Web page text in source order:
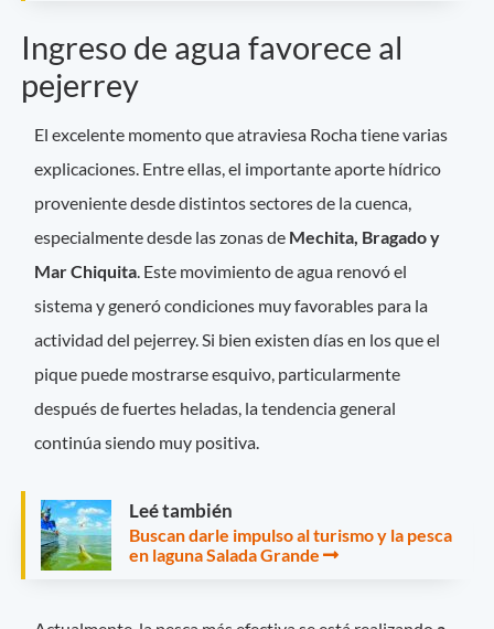
Ingreso de agua favorece al
pejerrey
El excelente momento que atraviesa Rocha tiene varias
explicaciones. Entre ellas, el importante aporte hídrico
proveniente desde distintos sectores de la cuenca,
especialmente desde las zonas de Mechita, Bragado y
Mar Chiquita. Este movimiento de agua renovó el
sistema y generó condiciones muy favorables para la
actividad del pejerrey. Si bien existen días en los que el
pique puede mostrarse esquivo, particularmente
después de fuertes heladas, la tendencia general
continúa siendo muy positiva.
Leé también
Buscan darle impulso al turismo y la pesca
en laguna Salada Grande